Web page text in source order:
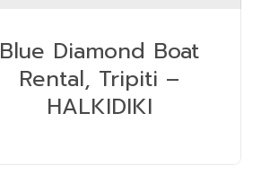
Blue Diamond Boat
Rental, Tripiti –
HALKIDIKI